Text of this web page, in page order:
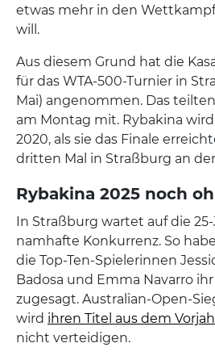
etwas mehr in den
will.
Aus diesem Grund hat die
für das WTA-500-Turnier in
Mai) angenommen. Das
am Montag mit. Rybakina
2020, als sie das Finale
dritten Mal in Straßburg an
Rybakina 2025 noch
In Straßburg wartet auf die
namhafte Konkurrenz. So
die Top-Ten-Spielerinnen
Badosa und Emma Navarro
zugesagt. Australian-Open-
wird ihren Titel aus dem
nicht verteidigen.